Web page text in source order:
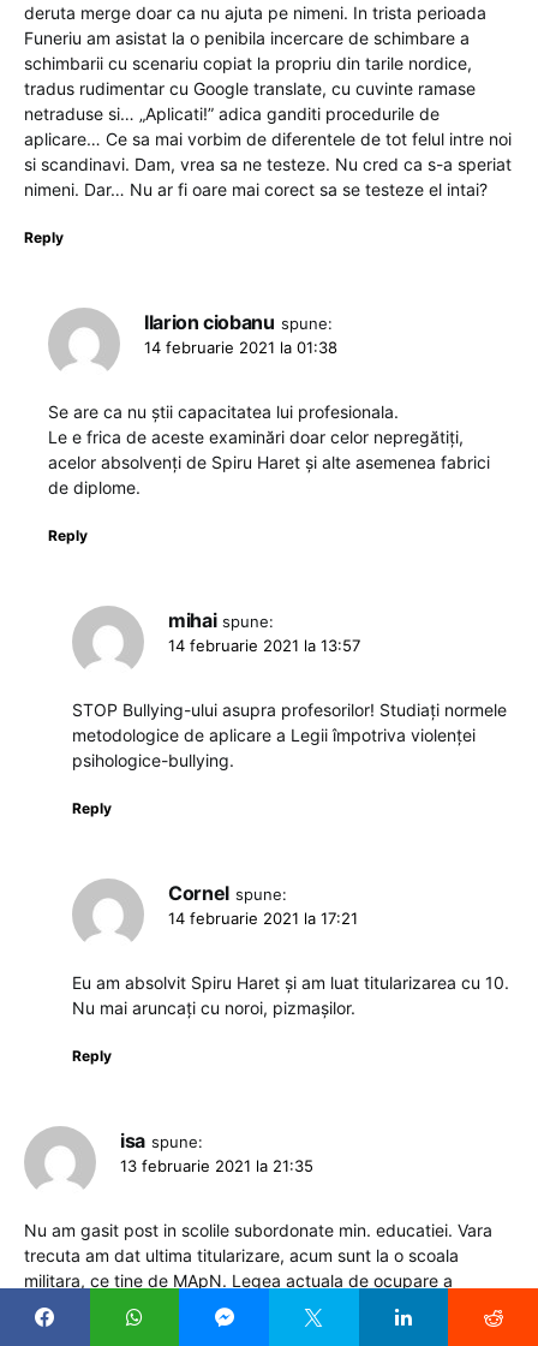
deruta merge doar ca nu ajuta pe nimeni. In trista perioada
Funeriu am asistat la o penibila incercare de schimbare a
schimbarii cu scenariu copiat la propriu din tarile nordice,
tradus rudimentar cu Google translate, cu cuvinte ramase
netraduse si… „Aplicati!” adica ganditi procedurile de
aplicare… Ce sa mai vorbim de diferentele de tot felul intre noi
si scandinavi. Dam, vrea sa ne testeze. Nu cred ca s-a speriat
nimeni. Dar… Nu ar fi oare mai corect sa se testeze el intai?
Reply
Ilarion ciobanu spune:
14 februarie 2021 la 01:38
Se are ca nu știi capacitatea lui profesionala.
Le e frica de aceste examinări doar celor nepregătiți,
acelor absolvenți de Spiru Haret și alte asemenea fabrici
de diplome.
Reply
mihai spune:
14 februarie 2021 la 13:57
STOP Bullying-ului asupra profesorilor! Studiați normele
metodologice de aplicare a Legii împotriva violenței
psihologice-bullying.
Reply
Cornel spune:
14 februarie 2021 la 17:21
Eu am absolvit Spiru Haret și am luat titularizarea cu 10.
Nu mai aruncați cu noroi, pizmașilor.
Reply
isa spune:
13 februarie 2021 la 21:35
Nu am gasit post in scolile subordonate min. educatiei. Vara
trecuta am dat ultima titularizare, acum sunt la o scoala
militara, ce tine de MApN. Legea actuala de ocupare a
posturilor este total ineficienta si nu da rezultatele dorite. Prin
transfer este ocupat un post liber, de catre cineva poate